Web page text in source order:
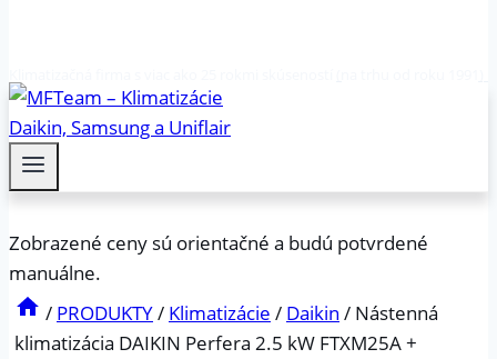
Zobrazené ceny sú orientačné a budú potvrdené
manuálne.
/ PRODUKTY/ Klimatizácie / Daikin / Nástenná
klimatizácia DAIKIN Perfera 2.5 kW FTXM25A +